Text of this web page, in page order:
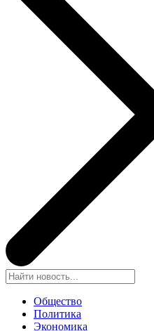
Общество
Политика
Экономика